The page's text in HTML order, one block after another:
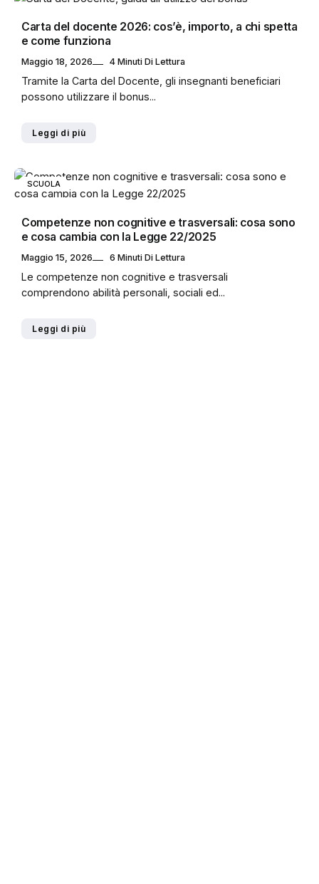
Carta del docente 2026: cos’è, importo, a chi spetta
e come funziona
Maggio 18, 2026 4 Minuti Di Lettura
Tramite la Carta del Docente, gli insegnanti beneficiari
possono utilizzare il bonus...
Leggi di più
SCUOLA
Competenze non cognitive e trasversali: cosa sono
e cosa cambia con la Legge 22/2025
Maggio 15, 2026 6 Minuti Di Lettura
Le competenze non cognitive e trasversali
comprendono abilità personali, sociali ed...
Leggi di più